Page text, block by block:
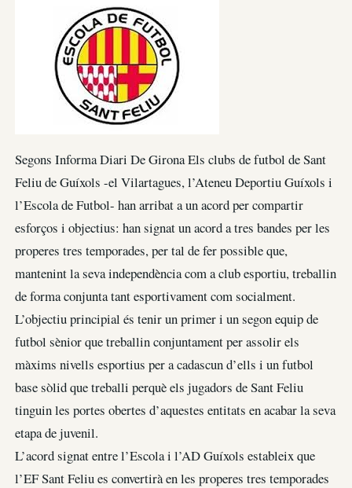
Segons Informa Diari De Girona Els clubs de futbol de Sant
Feliu de Guíxols -el Vilartagues, l’Ateneu Deportiu Guíxols i
l’Escola de Futbol- han arribat a un acord per compartir
esforços i objectius: han signat un acord a tres bandes per les
properes tres temporades, per tal de fer possible que,
mantenint la seva independència com a club esportiu, treballin
de forma conjunta tant esportivament com socialment.
L’objectiu principial és tenir un primer i un segon equip de
futbol sènior que treballin conjuntament per assolir els
màxims nivells esportius per a cadascun d’ells i un futbol
base sòlid que treballi perquè els jugadors de Sant Feliu
tinguin les portes obertes d’aquestes entitats en acabar la seva
etapa de juvenil.
L’acord signat entre l’Escola i l’AD Guíxols estableix que
l’EF Sant Feliu es convertirà en les properes tres temporades